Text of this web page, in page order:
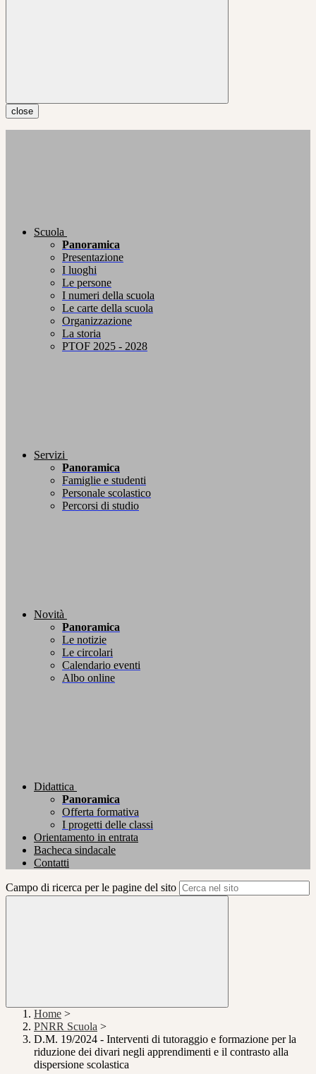
close
Scuola
Panoramica
Presentazione
I luoghi
Le persone
I numeri della scuola
Le carte della scuola
Organizzazione
La storia
PTOF 2025 - 2028
Servizi
Panoramica
Famiglie e studenti
Personale scolastico
Percorsi di studio
Novità
Panoramica
Le notizie
Le circolari
Calendario eventi
Albo online
Didattica
Panoramica
Offerta formativa
I progetti delle classi
Orientamento in entrata
Bacheca sindacale
Contatti
Campo di ricerca per le pagine del sito
Home >
PNRR Scuola >
D.M. 19/2024 - Interventi di tutoraggio e formazione per la
riduzione dei divari negli apprendimenti e il contrasto alla
dispersione scolastica